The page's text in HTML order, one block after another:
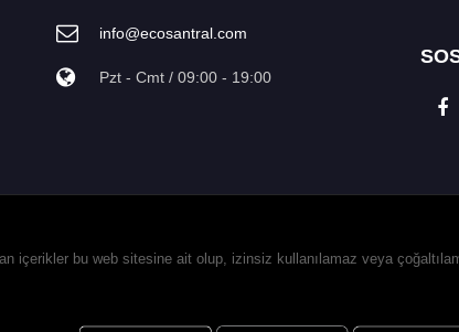
info@ecosantral.com
Pzt - Cmt / 09:00 - 19:00
içerikler bu web sitesine ait olup, izinsiz kullanılamaz veya